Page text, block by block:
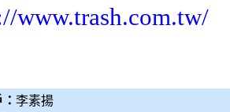
www.trash.com.tw/
李素揚